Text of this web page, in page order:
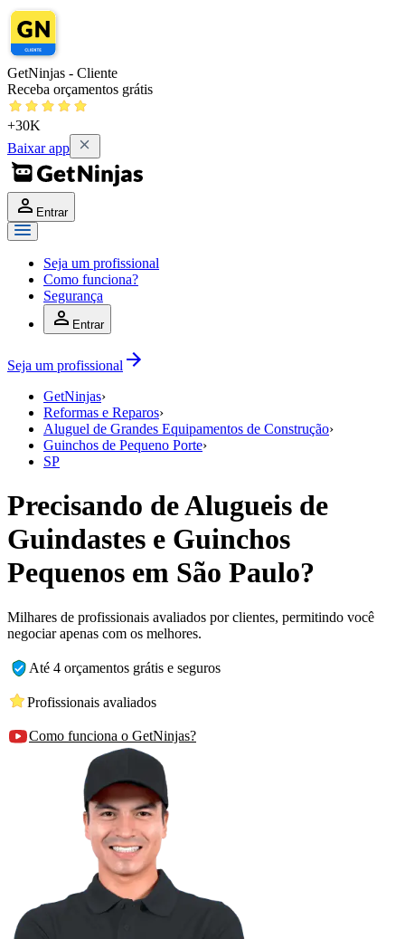
GetNinjas - Cliente
Receba orçamentos grátis
+30K
Baixar app
Entrar
Seja um profissional
Como funciona?
Segurança
Entrar
Seja um profissional
GetNinjas›
Reformas e Reparos›
Aluguel de Grandes Equipamentos de Construção›
Guinchos de Pequeno Porte›
SP
Precisando de Alugueis de
Guindastes e Guinchos
Pequenos em São Paulo?
Milhares de profissionais avaliados por clientes, permitindo você
negociar apenas com os melhores.
Até 4 orçamentos grátis e seguros
Profissionais avaliados
Como funciona o GetNinjas?